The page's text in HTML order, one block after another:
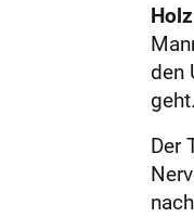
den
geht.
Der